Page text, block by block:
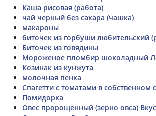
Каша рисовая (работа)
чай черный без сахара (чашка)
макароны
биточек из горбуши любительский
Биточек из говядины
Мороженое пломбир шоколадный
Козинак из кунжута
молочная пенка
Спагетти с томатами в собственном
Помидорка
Овес пророщенный (зерно овса)